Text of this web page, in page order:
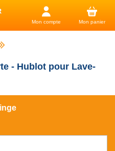
Mon compte Mon panier
- Hublot pour Lave-